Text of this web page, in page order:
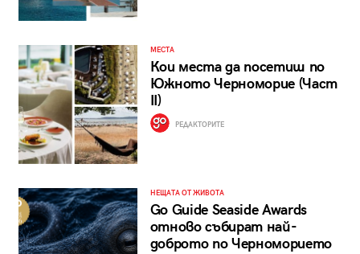
МЕСТА
Кои места да посетиш по
Южното Черноморие (Част
II)
РЕДАКТОРИТЕ
НЕЩАТА ОТ ЖИВОТА
Go Guide Seaside Awards
отново събират най-
доброто по Черноморието